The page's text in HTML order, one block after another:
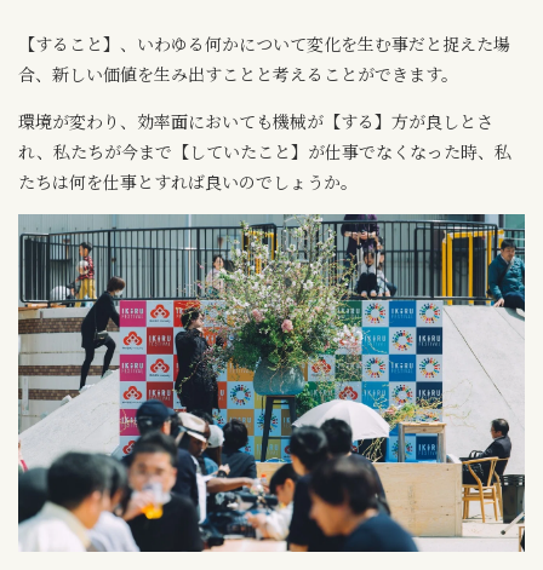
【すること】、いわゆる何かについて変化を生む事だと捉えた場
合、新しい価値を生み出すことと考えることができます。
環境が変わり、効率面においても機械が【する】方が良しとさ
れ、私たちが今まで【していたこと】が仕事でなくなった時、私
たちは何を仕事とすれば良いのでしょうか。